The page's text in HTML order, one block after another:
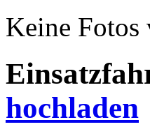
Keine Fotos
hochladen